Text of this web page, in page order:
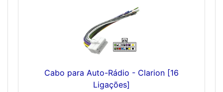
Cabo para Auto-Rádio - Clarion [16
Ligações]